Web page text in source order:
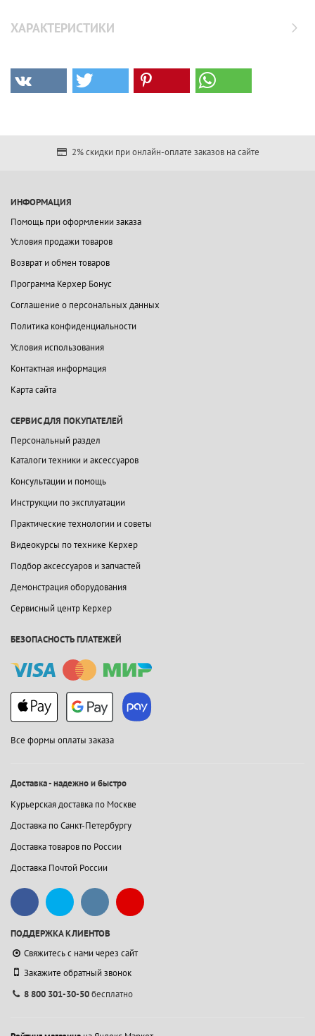
ХАРАКТЕРИСТИКИ
2% скидки при онлайн-оплате заказов на сайте
ИНФОРМАЦИЯ
Помощь при оформлении заказа
Условия продажи товаров
Возврат и обмен товаров
Программа Керхер Бонус
Соглашение о персональных данных
Политика конфиденциальности
Условия использования
Контактная информация
Карта сайта
СЕРВИС ДЛЯ ПОКУПАТЕЛЕЙ
Персональный раздел
Каталоги техники и аксессуаров
Консультации и помощь
Инструкции по эксплуатации
Практические технологии и советы
Видеокурсы по технике Керхер
Подбор аксессуаров и запчастей
Демонстрация оборудования
Сервисный центр Керхер
БЕЗОПАСНОСТЬ ПЛАТЕЖЕЙ
Все формы оплаты заказа
Доставка - надежно и быстро
Курьерская доставка по Москве
Доставка по Санкт-Петербургу
Доставка товаров по России
Доставка Почтой России
ПОДДЕРЖКА КЛИЕНТОВ
Свяжитесь с нами через сайт
Закажите обратный звонок
8 800 301-30-50бесплатно